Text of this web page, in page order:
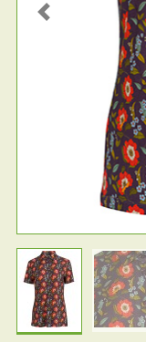
Previous